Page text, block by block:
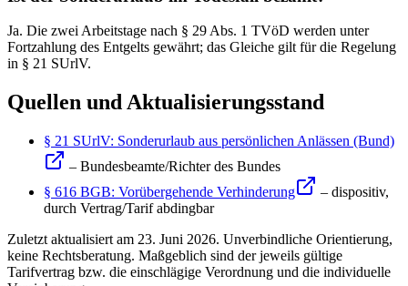
Ja. Die zwei Arbeitstage nach § 29 Abs. 1 TVöD werden unter
Fortzahlung des Entgelts gewährt; das Gleiche gilt für die Regelung
in § 21 SUrlV.
Quellen und Aktualisierungsstand
§ 21 SUrlV: Sonderurlaub aus persönlichen Anlässen (Bund)
– Bundesbeamte/Richter des Bundes
§ 616 BGB: Vorübergehende Verhinderung
– dispositiv,
durch Vertrag/Tarif abdingbar
Zuletzt aktualisiert am 23. Juni 2026. Unverbindliche Orientierung,
keine Rechtsberatung. Maßgeblich sind der jeweils gültige
Tarifvertrag bzw. die einschlägige Verordnung und die individuelle